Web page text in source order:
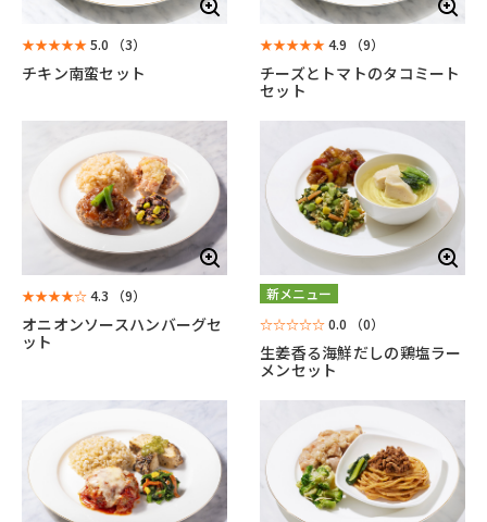
★★★★★5.0 （3）
チキン南蛮セット
★★★★★4.9 （9）
チーズとトマトのタコミート
セット
★★★★☆4.3 （9）
オニオンソースハンバーグセ
ット
新メニュー
☆☆☆☆☆0.0 （0）
生姜香る海鮮だしの鶏塩ラー
メンセット